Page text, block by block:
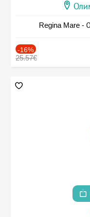
Regina Mare -
-16%
25.57€